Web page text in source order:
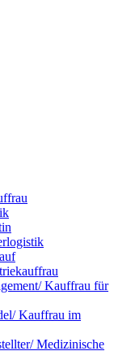
Kauffrau für
Kauffrau im
Medizinische